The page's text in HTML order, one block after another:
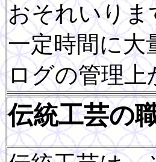
おそれいり
一定時間に大
ログの管理
伝統工芸の